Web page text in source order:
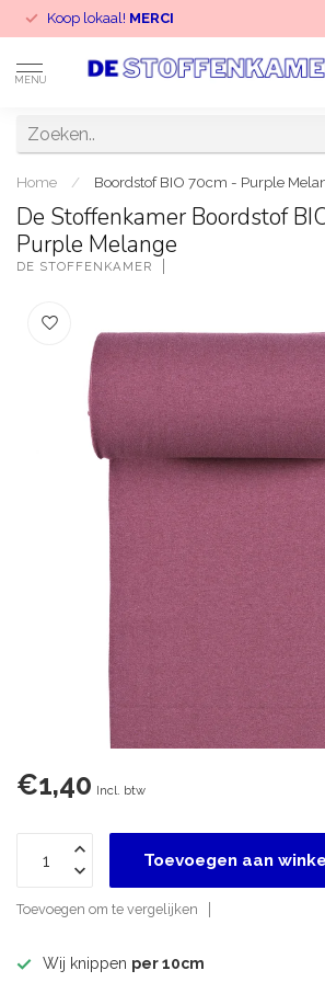
Koop lokaal! MERCI
MENU
Home / Boordstof BIO 70cm - Purple
De Stoffenkamer Boordstof
Purple Melange
DE STOFFENKAMER
€1,40 Incl. btw
Toevoegen aan
Toevoegen om te vergelijken
Wij knippen per 10cm